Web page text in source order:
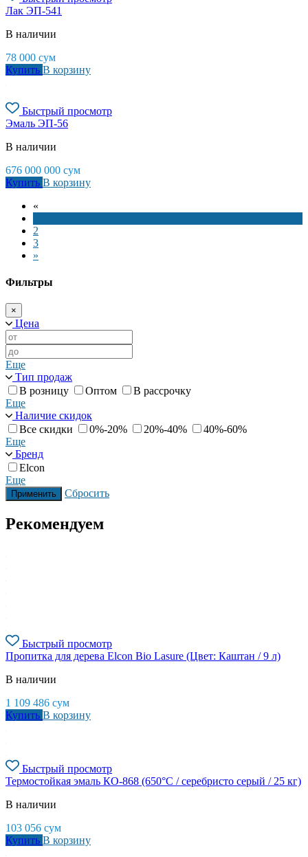
Лак ЭП-541
В наличии
78 000 сум
Купить В корзину
Быстрый просмотр
Эмаль ЭП-56
В наличии
676 000 000 сум
Купить В корзину
«
2
3
»
Фильтры
×
Цена
Еще
Тип продаж
В розницу
Оптом
В рассрочку
Еще
Наличие скидок
Все скидки
0%-20% 20%-40%
40%-60%
Еще
Бренд
Elcon
Еще
Применить Сбросить
Рекомендуем
Быстрый просмотр
Пропитка для дерева Elcon Bio Lasure (Цвет: Каштан / 9 л)
В наличии
1 109 486 сум
Купить В корзину
Быстрый просмотр
Термостойкая эмаль КО-868 (650°С / серебристо серый / 25 кг)
В наличии
103 056 сум
Купить В корзину